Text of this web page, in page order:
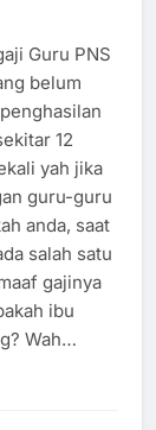
Guru PNS
belum
12
yah jika
guru-guru
anda, saat
salah satu
gajinya
ibu
Wah…